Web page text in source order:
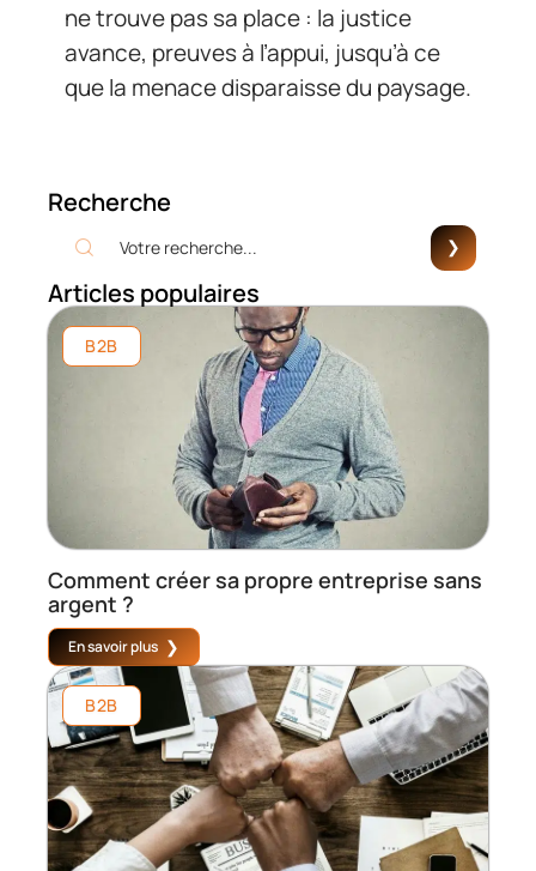
ne trouve pas sa place : la justice
avance, preuves à l’appui, jusqu’à ce
que la menace disparaisse du paysage.
Recherche
Articles populaires
B2B
Comment créer sa propre entreprise sans
argent ?
En savoir plus
B2B